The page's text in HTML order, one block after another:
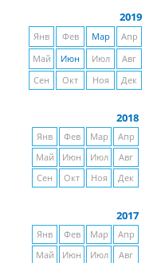
2019
Янв Фев Мар
Апр
Май
Июн Июл
Авг
Сен
Окт Ноя Дек
2018
Янв Фев Мар
Апр
Май
Июн Июл
Авг
Сен
Окт Ноя Дек
2017
Янв Фев Мар
Апр
Май
Июн Июл
Авг